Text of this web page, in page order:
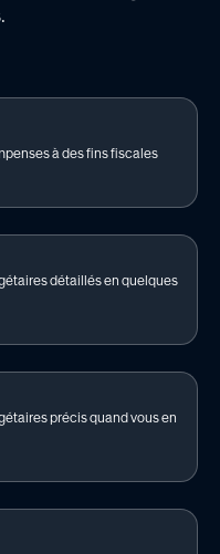
à des fins fiscales
détaillés en quelques
précis quand vous en